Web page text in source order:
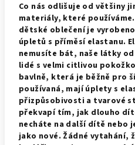
Co nás odlišuje od většiny
materiály, které používáme.
dětské oblečení je
úpletů s příměsí elastanu.
nemusíte bát, naše látky
lidé s velmi citlivou
bavlně, která je běžně pro
používaná, majíúplety s
přizpůsobivosti a tvarové
překvapí tím, jak dlouho
necháte na další dítě nebo
jako nové. Žádné vytahání,